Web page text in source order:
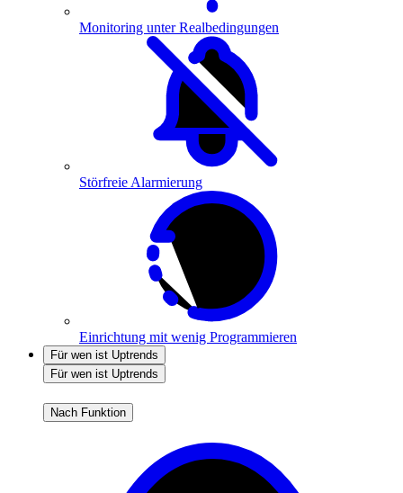
Monitoring unter Realbedingungen
Störfreie Alarmierung
Einrichtung mit wenig Programmieren
Für wen ist Uptrends
Für wen ist Uptrends
Nach Funktion